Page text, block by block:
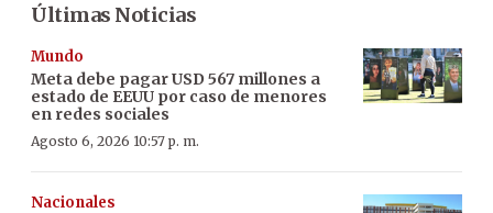
Últimas Noticias
Mundo
Meta debe pagar USD 567 millones a
estado de EEUU por caso de menores
en redes sociales
Agosto 6, 2026 10:57 p. m.
Nacionales